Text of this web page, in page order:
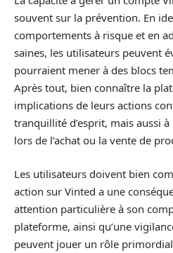
souvent sur la prévention. En
comportements à risque et en
saines, les utilisateurs peuvent
pourraient mener à des blocs
Après tout, bien connaître la
implications de leurs actions
tranquillité d’esprit, mais aussi
lors de l’achat ou la vente de
Les utilisateurs doivent bien
action sur Vinted a une
attention particulière à son
plateforme, ainsi qu’une
peuvent jouer un rôle